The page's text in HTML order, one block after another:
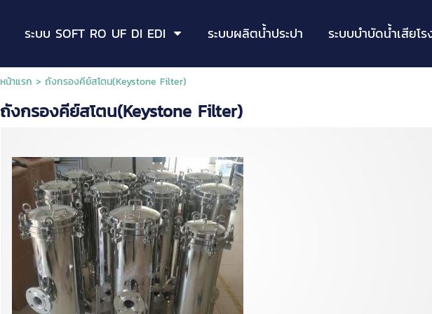
ระบบ SOFT RO UF DI EDI ระบบผลิตน้ำประปา ระบบบำบัดน้ำเสียโร
หน้าแรก > ถังกรองคีย์สโตน(Keystone Filter)
ถังกรองคีย์สโตน(Keystone Filter)